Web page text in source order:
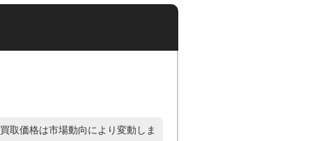
取価格は市場動向により変動しま